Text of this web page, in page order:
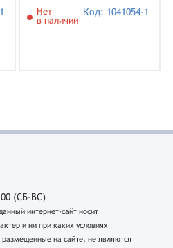
Нет
в наличии
Код: 1041054-1
(СБ-ВС)
интернет-сайт носит
и ни при каких условиях
на сайте, не являются